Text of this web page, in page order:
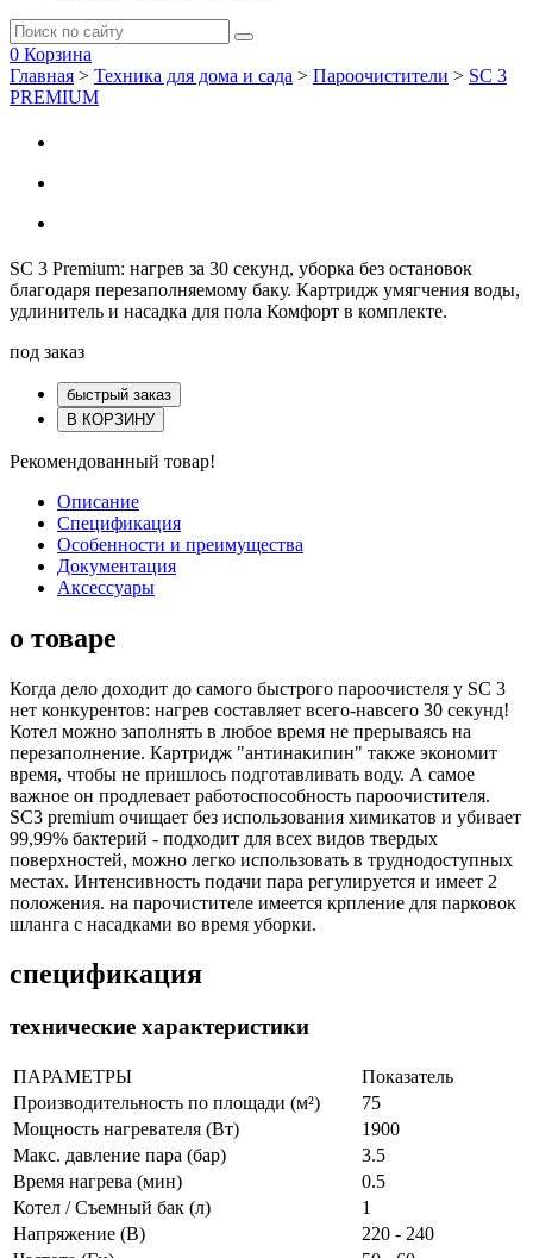
0 Корзина
Главная > Техника для дома и сада > Пароочистители > SC 3
PREMIUM
SC 3 Premium: нагрев за 30 секунд, уборка без остановок
благодаря перезаполняемому баку. Картридж умягчения воды,
удлинитель и насадка для пола Комфорт в комплекте.
под заказ
быстрый заказ
В КОРЗИНУ
Рекомендованный товар!
Описание
Спецификация
Особенности и преимущества
Документация
Аксессуары
о товаре
Когда дело доходит до самого быстрого пароочистеля у SC 3
нет конкурентов: нагрев составляет всего-навсего 30 секунд!
Котел можно заполнять в любое время не прерываясь на
перезаполнение. Картридж "антинакипин" также экономит
время, чтобы не пришлось подготавливать воду. А самое
важное он продлевает работоспособность пароочистителя.
SC3 premium очищает без использования химикатов и убивает
99,99% бактерий - подходит для всех видов твердых
поверхностей, можно легко использовать в труднодоступных
местах. Интенсивность подачи пара регулируется и имеет 2
положения. на парочистителе имеется крпление для парковок
шланга с насадками во время уборки.
спецификация
технические характеристики
ПАРАМЕТРЫ
Показатель
Производительность по площади (м²)
75
Мощность нагревателя (Вт)
1900
Макс. давление пара (бар)
3.5
Время нагрева (мин)
0.5
Котел / Съемный бак (л)
1
Напряжение (В)
220 - 240